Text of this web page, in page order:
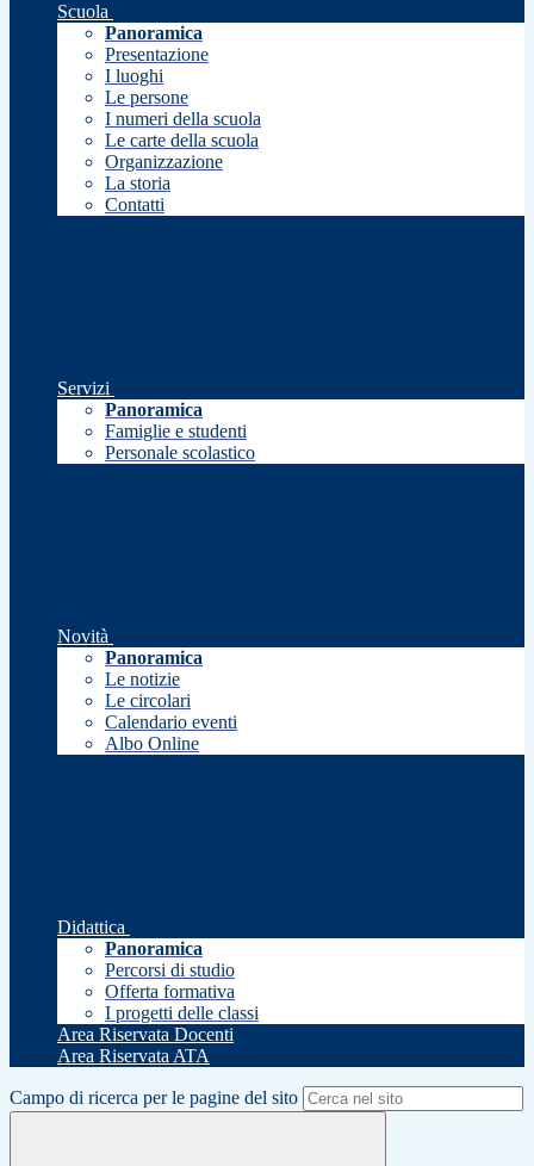
Scuola
Panoramica
Presentazione
I luoghi
Le persone
I numeri della scuola
Le carte della scuola
Organizzazione
La storia
Contatti
Servizi
Panoramica
Famiglie e studenti
Personale scolastico
Novità
Panoramica
Le notizie
Le circolari
Calendario eventi
Albo Online
Didattica
Panoramica
Percorsi di studio
Offerta formativa
I progetti delle classi
Area Riservata Docenti
Area Riservata ATA
Campo di ricerca per le pagine del sito